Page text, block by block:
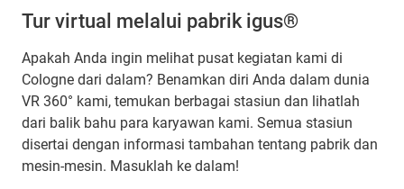
Tur virtual melalui pabrik igus®
Apakah Anda ingin melihat pusat kegiatan kami di
Cologne dari dalam? Benamkan diri Anda dalam dunia
VR 360° kami, temukan berbagai stasiun dan lihatlah
dari balik bahu para karyawan kami. Semua stasiun
disertai dengan informasi tambahan tentang pabrik dan
mesin-mesin. Masuklah ke dalam!